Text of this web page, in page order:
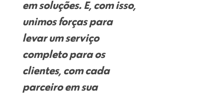
em soluções. E, com isso,
unimos forças para
levar um serviço
completo para os
clientes, com cada
parceiro em sua